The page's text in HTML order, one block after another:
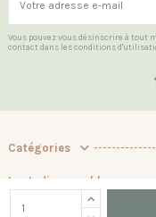
Vous pouvez vous désinscrire à tout
contact dans les conditions
Catégories
Les Indispensables
La boutique